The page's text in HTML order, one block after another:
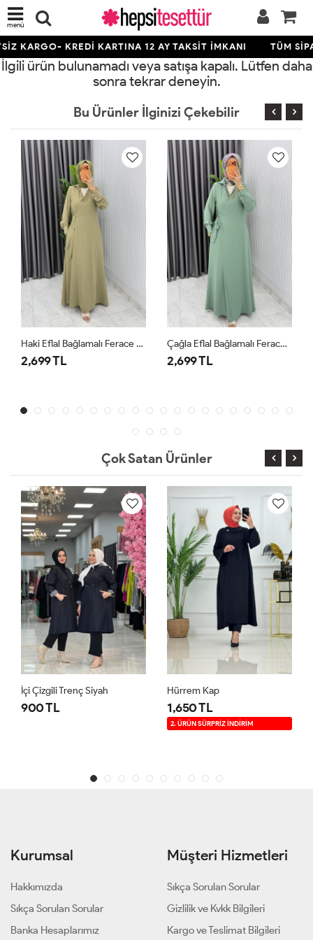
menü
KARGO- KREDİ KARTINA 12 AY TAKSİT İMKANI TÜM
İlgili ürün bulunamadı veya satışa kapalı. Lütfen daha
sonra tekrar deneyin.
Bu Ürünler İlginizi Çekebilir
Haki Eflal Bağlamalı Ferace Premium Seri Tesettür Giyim
2,699 TL
Çağla Eflal Bağlamalı Ferace Premium Seri Tesettür Giyim
2,699 TL
Çok Satan Ürünler
İçi Çizgili Trenç Siyah
900 TL
Hürrem Kap
1,650 TL
2. ÜRÜN SÜRPRİZ İNDİRİM
Kurumsal
Hakkımızda
Sıkça Sorulan Sorular
Banka Hesaplarımız
Müşteri Hizmetleri
Sıkça Sorulan Sorular
Gizlilik ve Kvkk Bilgileri
Kargo ve Teslimat Bilgileri